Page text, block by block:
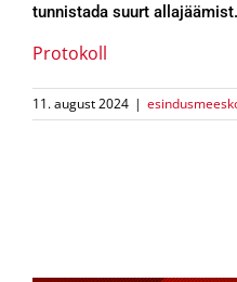
tunnistada suurt allajäämist.
Protokoll
11. august 2024 |